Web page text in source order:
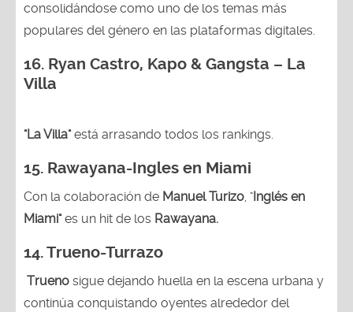
consolidándose como uno de los temas más
populares del género en las plataformas digitales.
16. Ryan Castro, Kapo & Gangsta – La
Villa
"La Villa"está arrasando todos los rankings.
15. Rawayana-Ingles en Miami
Con la colaboración de Manuel Turizo, "Inglés en
Miami"es un hit de los Rawayana.
14.Trueno-Turrazo
Trueno sigue dejando huella en la escena urbana y
continúa conquistando oyentes alrededor del